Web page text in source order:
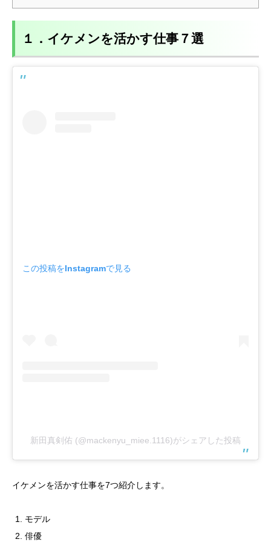
１．イケメンを活かす仕事７選
この投稿をInstagramで見る
新田真剣佑 (@mackenyu_miee.1116)がシェアした投稿
イケメンを活かす仕事を7つ紹介します。
モデル
俳優